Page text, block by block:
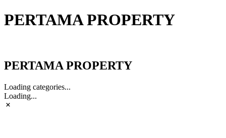
PERTAMA PROPERTY
PERTAMA PROPERTY
Loading categories...
Loading...